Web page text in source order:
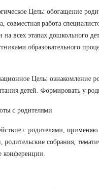
Цель: обогащение
совместная работа
всех этапах дошкольного
образовательного
Цель: ознакомление
детей. Формировать у
с родителями
с родителями,
родительские собрания,
конференции.